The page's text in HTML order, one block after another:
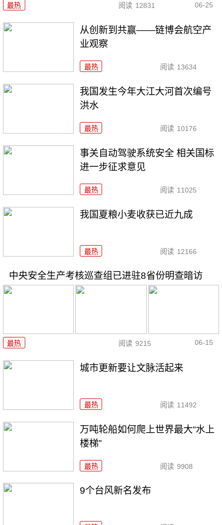
最热 阅读 12831 06-25
从创新到共赢——链博会航空产
业观察
最热 阅读 13634
我国发生今年大江大河首次编号
洪水
最热 阅读 10176
事关自动驾驶系统安全 相关国标
进一步征求意见
最热 阅读 11025
我国夏粮小麦收获已近九成
最热 阅读 12166
中央安全生产考核巡查组已进驻8省份明查暗访
最热 阅读 9215 06-15
城市更新要让文脉活起来
最热 阅读 11492
万吨轮船如何爬上世界最大“水上
楼梯”
最热 阅读 9908
9个台风新名发布